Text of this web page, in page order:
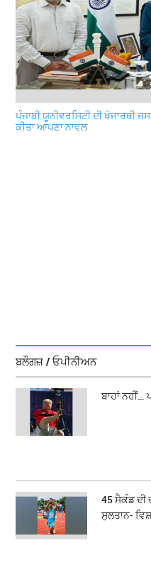
ਪੰਜਾਬੀ ਯੂਨੀਵਰਸਿਟੀ ਦੀ ਖੋਜਾਰਥੀ
ਕੀਤਾ ਆਪਣਾ ਨਾਵਲ
ਬਲੌਗਜ਼ / ਓਪੀਨੀਅਨ
ਬਾਹਾਂ ਨਹੀਂ…
45 ਸੈਕੰਡ ਦੀ
ਸੁਲਤਾਨ-